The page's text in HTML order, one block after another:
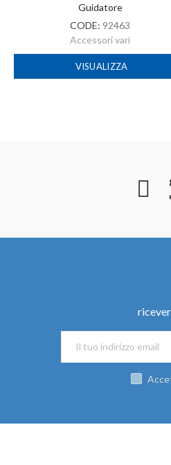
Guidatore
CODE: 92463
Accessori vari
VISUALIZZA